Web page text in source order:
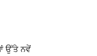
ਉੱਤੇ ਨਵੇਂ